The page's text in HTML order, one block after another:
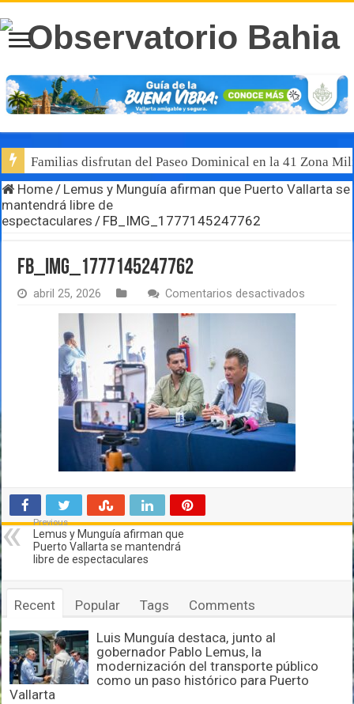
Familias disfrutan del Paseo Dominical en la 41 Zona
Home/ Lemus y Munguía afirman que Puerto Vallarta se
mantendrá libre de
espectaculares / FB_IMG_1777145247762
FB_IMG_1777145247762
abril 25, 2026 Comentarios desactivados
Previous
Lemus y Munguía afirman que
Puerto Vallarta se mantendrá
libre de espectaculares
Recent Popular Tags Comments
Luis Munguía destaca, junto al
gobernador Pablo Lemus, la
modernización del transporte público
como un paso histórico para Puerto
Vallarta